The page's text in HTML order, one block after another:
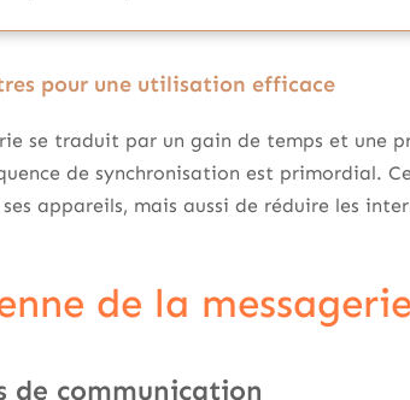
pour une utilisation efficace
se traduit par un gain de temps et une
de synchronisation est primordial.
appareils, mais aussi de réduire les
de la
de communication